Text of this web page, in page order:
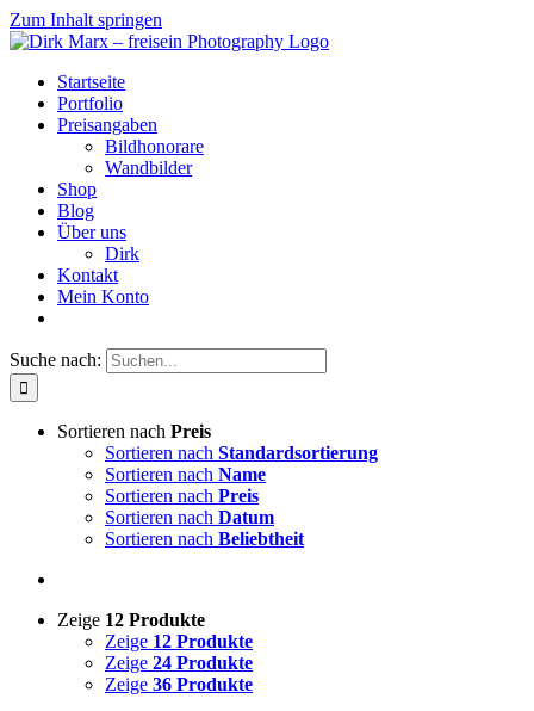
Zum Inhalt springen
Startseite
Portfolio
Preisangaben
Bildhonorare
Wandbilder
Shop
Blog
Über uns
Dirk
Kontakt
Mein Konto
Suche nach:
Sortieren nach Preis
Sortieren nach Standardsortierung
Sortieren nach Name
Sortieren nach Preis
Sortieren nach Datum
Sortieren nach Beliebtheit
Zeige 12 Produkte
Zeige 12 Produkte
Zeige 24 Produkte
Zeige 36 Produkte